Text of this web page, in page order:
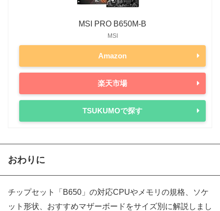
MSI PRO B650M-B
MSI
Amazon
楽天市場
TSUKUMOで探す
おわりに
チップセット「B650」の対応CPUやメモリの規格、ソケ
ット形状、おすすめマザーボードをサイズ別に解説しまし